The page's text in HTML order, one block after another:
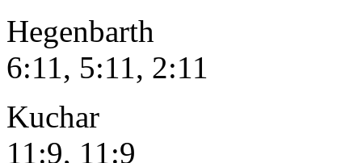
6:11, 5:11, 2:11
Kuchar –
11:9, 11:9